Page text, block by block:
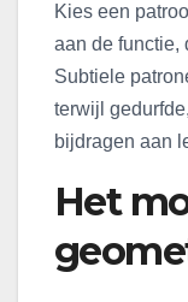
Kies een
aan de functie,
Subtiele
terwijl
bijdragen aan
Het